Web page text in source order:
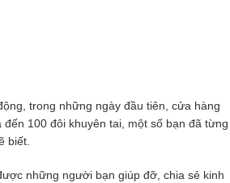
trong những ngày đầu tiên, cửa hàng
100 đôi khuyên tai, một số bạn đã từng
biết.
những người bạn giúp đỡ, chia sẻ kinh